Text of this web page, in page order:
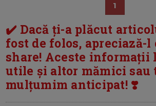
1
✔️ Dacă ți-a plăcut
fost de folos, apreciază-l
share! Aceste informații
utile și altor mămici sau
mulțumim anticipat! ❣️